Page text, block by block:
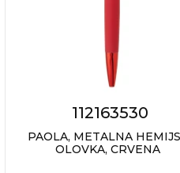
112163530
PAOLA, METALNA
OLOVKA, CRVENA